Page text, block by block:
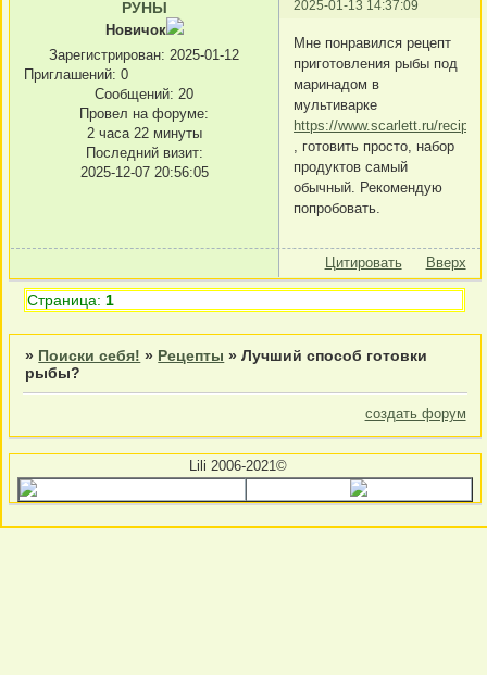
2025-01-13 14:37:09
РУНЫ
Новичок
Зарегистрирован: 2025-01-12
Приглашений: 0
Сообщений: 20
Провел на форуме:
2 часа 22 минуты
Последний визит:
2025-12-07 20:56:05
Мне понравился рецепт
приготовления рыбы под
маринадом в
мультиварке
https://www.scarlett.ru/
, готовить просто, набор
продуктов самый
обычный. Рекомендую
попробовать.
Цитировать Вверх
Страница: 1
» Поиски себя! » Рецепты »Лучший способ готовки
рыбы?
создать форум
Lili 2006-2021©